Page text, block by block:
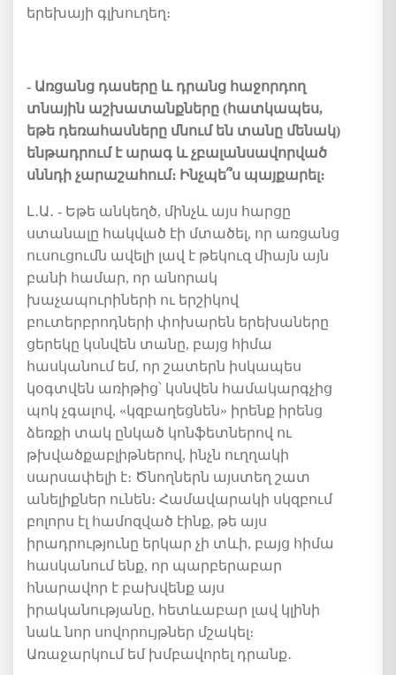
երեխայի գլխուղեղ։
- Առցանց դասերը և դրանց հաջորդող
տնային աշխատանքները (հատկապես,
եթե դեռահասները մնում են տանը մենակ)
ենթադրում է արագ և չբալանսավորված
սննդի չարաշահում։ Ինչպե՞ս պայքարել։
Լ․Ա․ - Եթե անկեղծ, մինչև այս հարցը
ստանալը հակված էի մտածել, որ առցանց
ուսուցումն ավելի լավ է թեկուզ միայն այն
բանի համար, որ անորակ
խաչապուրիների ու երշիկով
բուտերբրոդների փոխարեն երեխաները
ցերեկը կսնվեն տանը, բայց հիմա
հասկանում եմ, որ շատերն իսկապես
կօգտվեն առիթից՝ կսնվեն համակարգչից
պոկ չգալով, «կզբաղեցնեն» իրենք իրենց
ձեռքի տակ ընկած կոնֆետներով ու
թխվածքաբլիթներով, ինչն ուղղակի
սարսափելի է։ Ծնողներն այստեղ շատ
անելիքներ ունեն։ Համավարակի սկզբում
բոլորս էլ համոզված էինք, թե այս
իրադրությունը երկար չի տևի, բայց հիմա
հասկանում ենք, որ պարբերաբար
հնարավոր է բախվենք այս
իրականությանը, հետևաբար լավ կլինի
նաև նոր սովորույթներ մշակել։
Առաջարկում եմ խմբավորել դրանք․